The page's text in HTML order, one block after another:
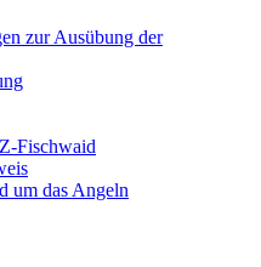
zur Ausübung der
Fischwaid
um das Angeln